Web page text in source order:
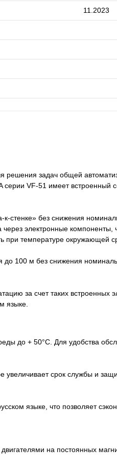
11.2023
решения задач общей
cерии VF-51 имеет встроенный
стенке» без снижения
электронные компоненты,
при температуре окружающей
до 100 м без снижения
за счет таких встроенных
языке.
до + 50°С. Для удобства
увеличивает срок службы и
языке, что позволяет
на постоянных